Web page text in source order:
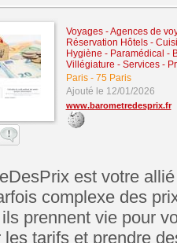
Voyages - Agences de
Réservation Hôtels-
Hygiène - Paramédical -
Villégiature - Services -
Paris- 75 Paris
Ajouté le 12/01/2026
www.barometredesprix.fr
est votre
complexe des
prennent vie pour
les tarifs et prendre